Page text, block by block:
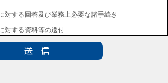
対する回答及び業務上必要な諸手続き
対する資料等の送付